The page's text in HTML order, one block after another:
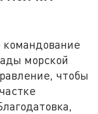
командование
морской
чтобы